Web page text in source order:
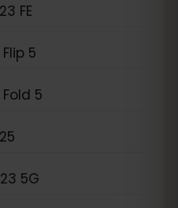
FE
5
5
5G